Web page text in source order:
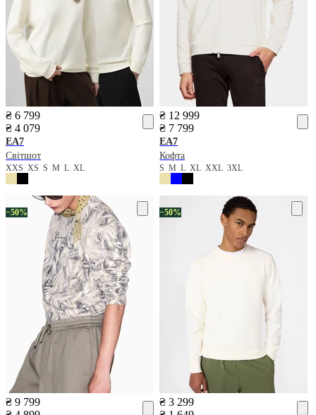
₴ 6 799
₴ 4 079
EA7
Світшот
XXS XS S M L XL
₴ 12 999
₴ 7 799
EA7
Кофта
SMLXLXXL3XL
−50%
₴ 9 799
−50%
₴ 3 299